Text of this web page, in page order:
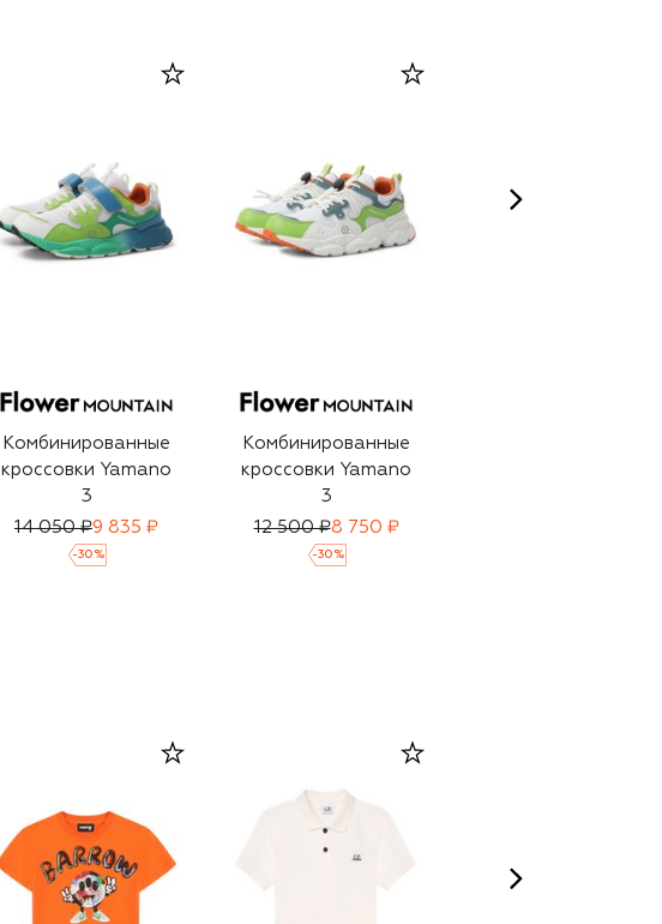
Комбинированные
кроссовки Yamano
3
14 050 ₽9 835 ₽
-30 %
Комбинированные
кроссовки Yamano
3
12 500 ₽8 750 ₽
-30 %